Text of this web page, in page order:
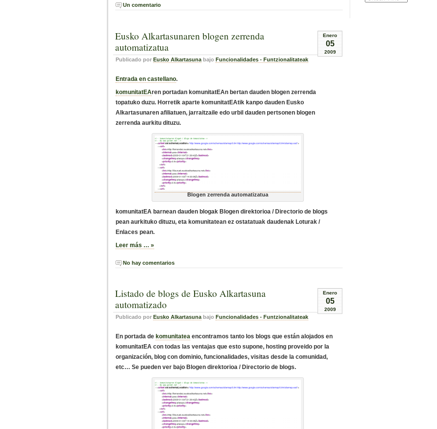
Un comentario
Enero
05
2009
Eusko Alkartasunaren blogen zerrenda
automatizatua
Publicado por Eusko Alkartasuna bajo Funcionalidades - Funtzionalitateak
Entrada en castellano.
komunitatEAren portadan komunitatEAn bertan dauden blogen zerrenda
topatuko duzu. Horretik aparte komunitatEAtik kanpo dauden Eusko
Alkartasunaren afiliatuen, jarraitzaile edo urbil dauden pertsonen blogen
zerrenda aurkitu dituzu.
Blogen zerrenda automatizatua
komunitatEA barnean dauden blogak Blogen direktorioa / Directorio de blogs
pean aurkituko dituzu, eta komunitatean ez ostatatuak daudenak Loturak /
Enlaces pean.
Leer más … »
No hay comentarios
Enero
05
2009
Listado de blogs de Eusko Alkartasuna
automatizado
Publicado por Eusko Alkartasunabajo Funcionalidades - Funtzionalitateak
En portada de komunitatea encontramos tanto los blogs que están alojados en
komunitatEA con todas las ventajas que esto supone, hosting proveido por la
organización, blog con dominio, funcionalidades, visitas desde la comunidad,
etc… Se pueden ver bajo Blogen direktorioa / Directorio de blogs.